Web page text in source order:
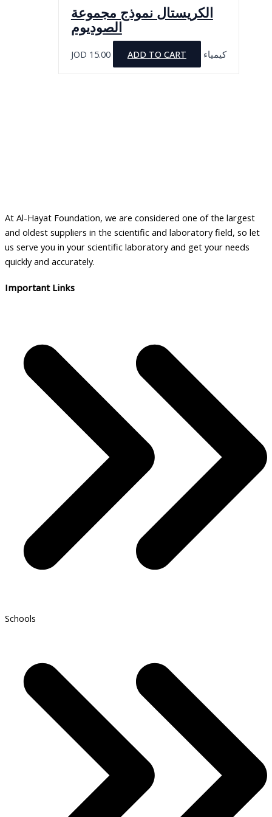
page
الكريستال نموذج مجموعة
الصوديوم
JOD 15.00 ADD TO CART كيمياء
At Al-Hayat Foundation, we are considered one of the largest
and oldest suppliers in the scientific and laboratory field, so let
us serve you in your scientific laboratory and get your needs
quickly and accurately.
Important Links
Schools